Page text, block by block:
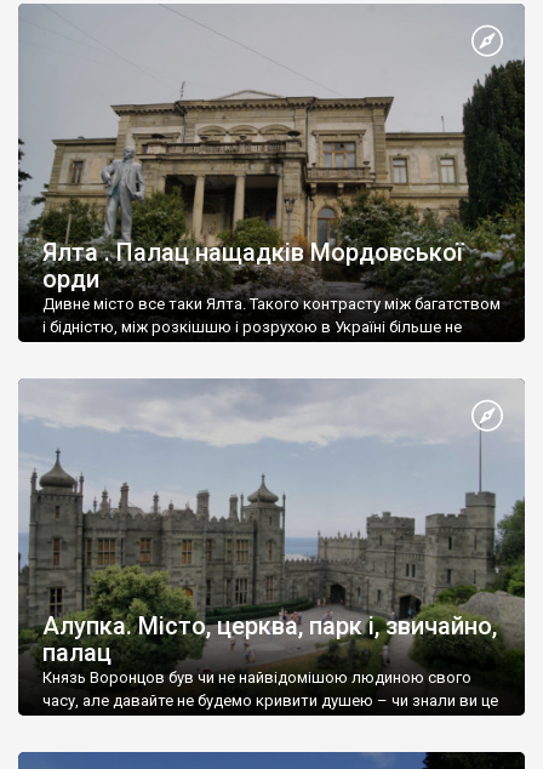
Ялта . Палац нащадків Мордовської
орди
Дивне місто все таки Ялта. Такого контрасту між багатством
і бідністю, між розкішшю і розрухою в Україні більше не
Алупка. Місто, церква, парк і, звичайно,
палац
Князь Воронцов був чи не найвідомішою людиною свого
часу, але давайте не будемо кривити душею – чи знали ви це